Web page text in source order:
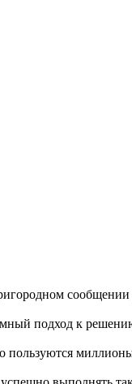
подход к
пользуются